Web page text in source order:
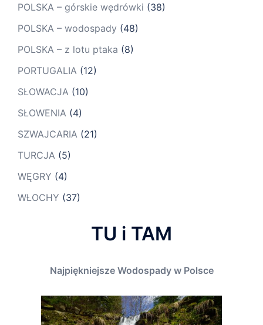
POLSKA – górskie wędrówki (38)
POLSKA – wodospady (48)
POLSKA – z lotu ptaka (8)
PORTUGALIA (12)
SŁOWACJA (10)
SŁOWENIA (4)
SZWAJCARIA (21)
TURCJA (5)
WĘGRY (4)
WŁOCHY (37)
TU i TAM
Najpiękniejsze Wodospady w Polsce